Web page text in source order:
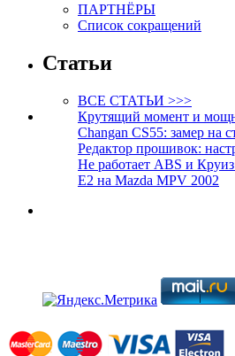
ПАРТНЁРЫ
Список сокращений
Статьи
ВСЕ СТАТЬИ >>>
Крутящий момент и
Changan CS55: замер на
Редактор прошивок:
Не работает ABS и
E2 на Mazda MPV 2002